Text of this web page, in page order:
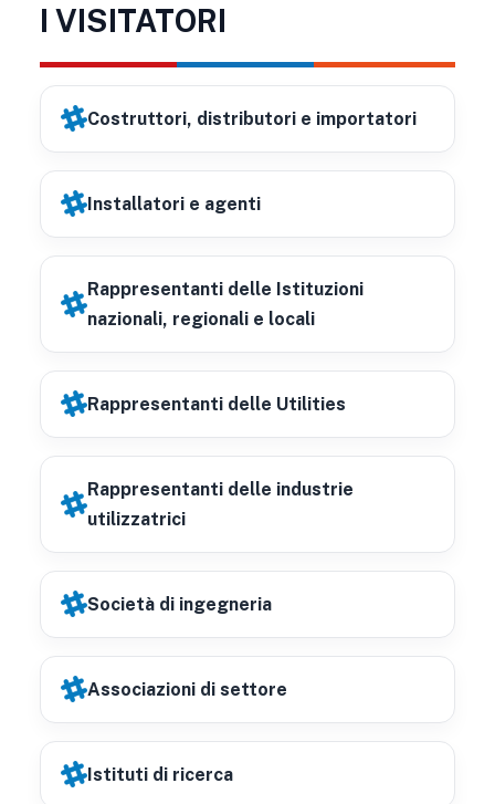
I VISITATORI
Costruttori, distributori e importatori
Installatori e agenti
Rappresentanti delle Istituzioni
nazionali, regionali e locali
Rappresentanti delle Utilities
Rappresentanti delle industrie
utilizzatrici
Società di ingegneria
Associazioni di settore
Istituti di ricerca